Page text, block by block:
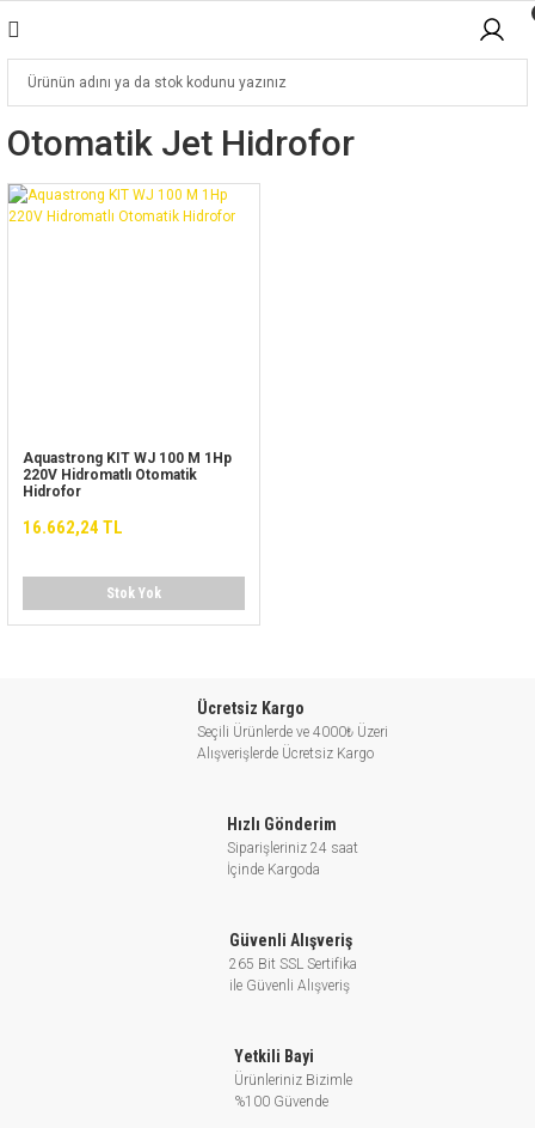
Otomatik Jet Hidrofor
Aquastrong KIT WJ 100 M 1Hp
220V Hidromatlı Otomatik
Hidrofor
16.662,24 TL
Stok Yok
Ücretsiz Kargo
Seçili Ürünlerde ve 4000₺ Üzeri
Alışverişlerde Ücretsiz Kargo
Hızlı Gönderim
Siparişleriniz 24 saat
İçinde Kargoda
Güvenli Alışveriş
265 Bit SSL Sertifika
ile Güvenli Alışveriş
Yetkili Bayi
Ürünleriniz Bizimle
%100 Güvende